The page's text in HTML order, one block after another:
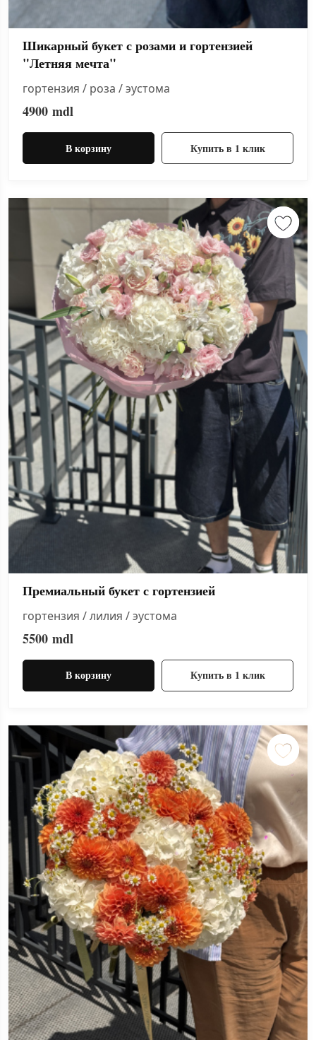
Шикарный букет с розами и гортензией
"Летняя мечта"
гортензия / роза / эустома
4900 mdl
В корзину Купить в 1 клик
Премиальный букет с гортензией
гортензия / лилия / эустома
5500 mdl
В корзину Купить в 1 клик